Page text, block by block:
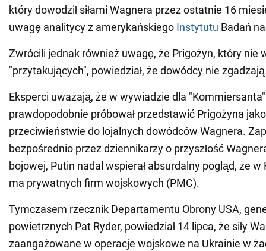
który dowodził siłami Wagnera przez ostatnie 16
uwagę analitycy z amerykańskiego Instytutu Badań
Zwrócili jednak również uwagę, że Prigożyn, który nie
"przytakujących", powiedział, że dowódcy nie
Eksperci uważają, że w wywiadzie dla
prawdopodobnie próbował przedstawić Prigożyna
przeciwieństwie do lojalnych dowódców Wagnera.
bezpośrednio przez dziennikarzy o przyszłość
bojowej, Putin nadal wspierał absurdalny pogląd, że w
ma prywatnych firm wojskowych (PMC).
Tymczasem rzecznik Departamentu Obrony USA,
powietrznych Pat Ryder, powiedział 14 lipca, że siły
zaangażowane w operacje wojskowe na Ukrainie w